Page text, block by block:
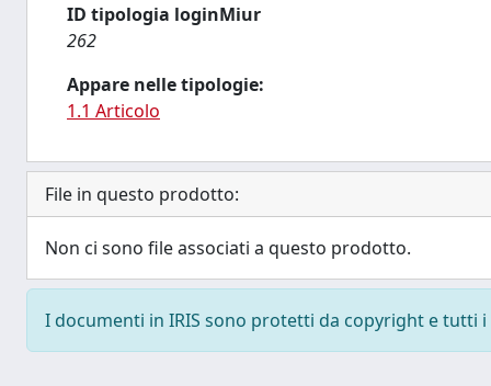
ID tipologia loginMiur
262
Appare nelle tipologie:
1.1 Articolo
File in questo prodotto:
Non ci sono file associati a questo prodotto.
I documenti in IRIS sono protetti da copyright e tutti